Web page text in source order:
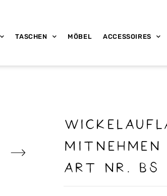
TASCHEN MÖBEL ACCESSOIRES
ART NR.